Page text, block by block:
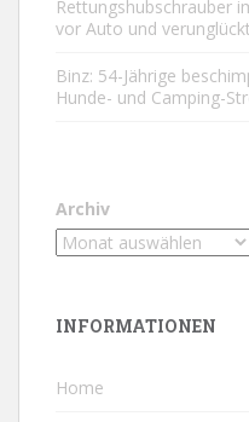
Rettungshubschrauber
vor Auto und verunglückt
Binz: 54-Jährige
Hunde- und Camping-
Archiv
INFORMATIONEN
Home